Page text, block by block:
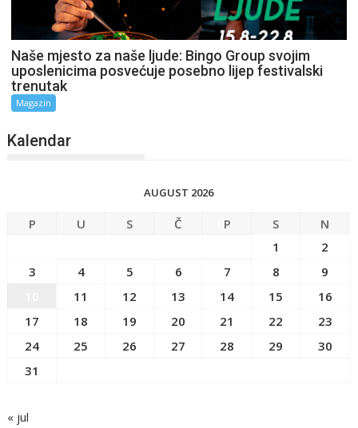
Naše mjesto za naše ljude: Bingo Group svojim
uposlenicima posvećuje posebno lijep festivalski
trenutak
Magazin
Kalendar
AUGUST 2026
P U S Č P S
N
1
2
3
4 5 6 7 8
9
11 12 13 14 15
16
17
18 19 20 21 22
23
24
25 26 27 28 29
30
31
« jul